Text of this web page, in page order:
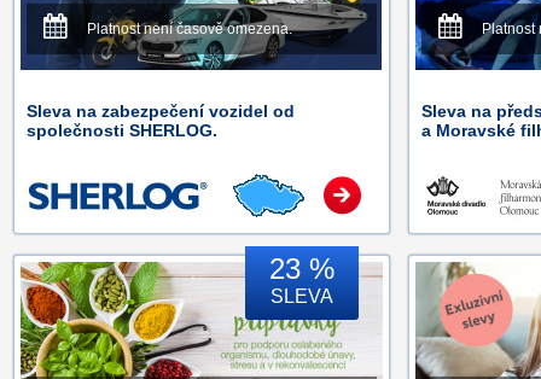
Platnost není časově omezena.
Sleva na zabezpečení vozidel od
společnosti SHERLOG.
Platnost
Sleva na
a Moravské
23 %
SLEVA